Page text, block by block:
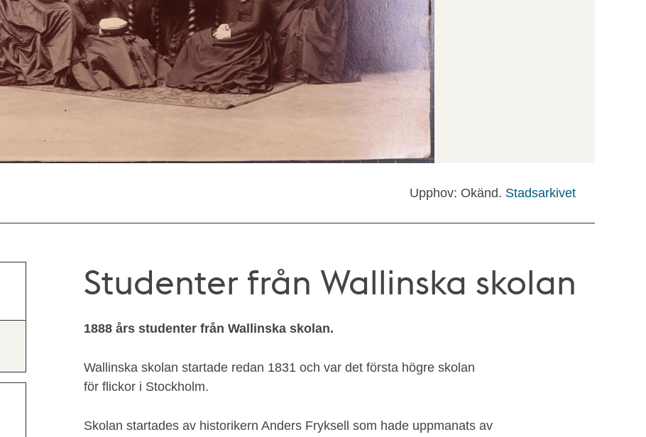
Upphov: Okänd. Stadsarkivet
Studenter från Wallinska skolan
1888 års studenter från Wallinska skolan.
Wallinska skolan startade redan 1831 och var det första högre skolan
för flickor i Stockholm.
Skolan startades av historikern Anders Fryksell som hade uppmanats av